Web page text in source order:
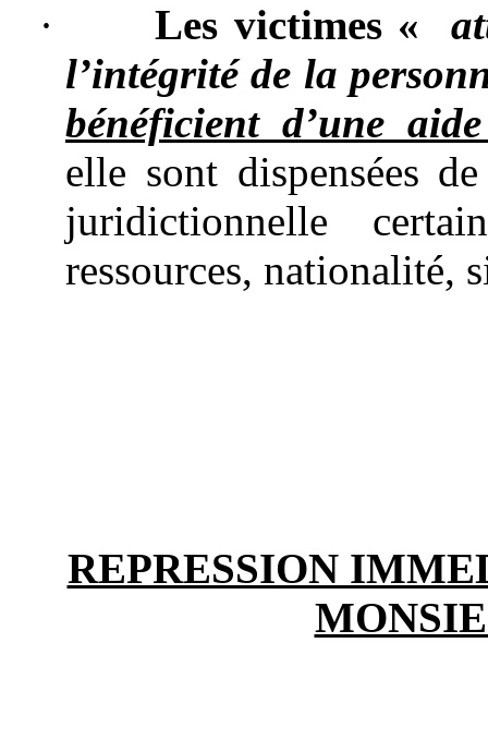
· Les victimes «
l’intégrité de la
bénéficient d’une
elle sont dispensées
juridictionnelle
ressources, nationalité,
REPRESSION